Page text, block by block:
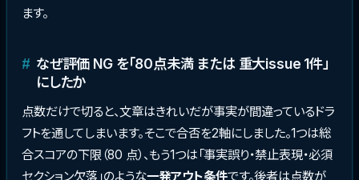
ます。
なぜ評価 NG を「80点未満 または 重大issue 1件」
にしたか
点数だけで切ると、文章はきれいだが事実が間違っているドラ
フトを通してしまいます。そこで合否を2軸にしました。1つは総
合スコアの下限（80 点）、もう1つは「事実誤り・禁止表現・必須
セクション欠落」のような一発アウト条件です。後者は点数が